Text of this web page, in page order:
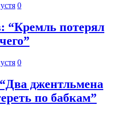
0
“Кремль потерял
0
джентльмена
по бабкам”